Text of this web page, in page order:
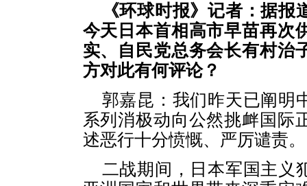
《环球时报》记者：据
今天日本首相高市早苗再次
实、自民党总务会长有村治
方对此有何评论？
郭嘉昆：我们昨天已阐明
系列消极动向公然挑衅国际
述恶行十分愤慨、严厉谴责。
二战期间，日本军国主义